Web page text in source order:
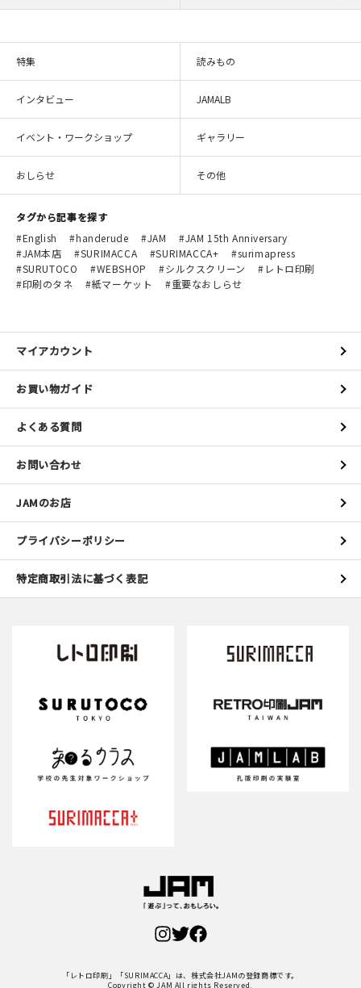
特集 読みもの
インタビュー JAMALB
イベント・ワークショップ ギャラリー
おしらせ その他
タグから記事を探す
English
handerude JAM
JAM 15th Anniversary
JAM本店
SURIMACCA SURIMACCA+
surimapress
SURUTOCO
WEBSHOP シルクスクリーン
レトロ印刷
印刷のタネ
紙マーケット 重要なおしらせ
マイアカウント
お買い物ガイド
よくある質問
お問い合わせ
JAMのお店
プライバシーポリシー
特定商取引法に基づく表記
「レトロ印刷」「SURIMACCA」は、株式会社JAMの登録商標です。
Copyright © JAM All rights Reserved.